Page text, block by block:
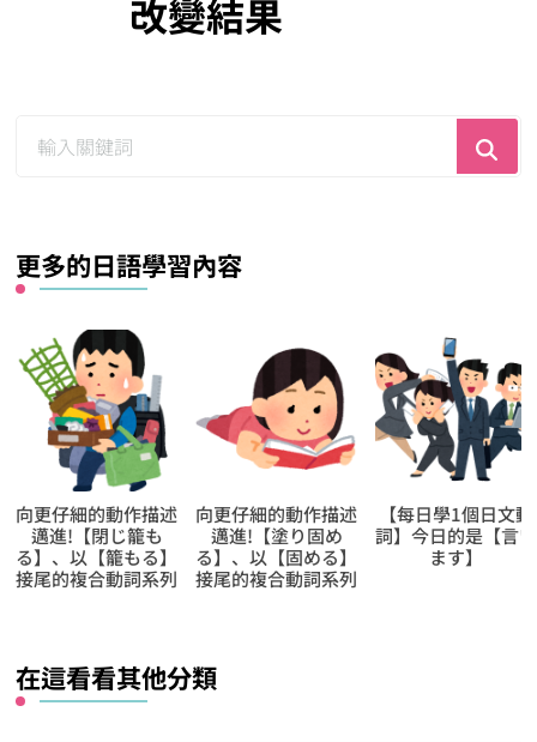
改變結果
更多的日語學習內容
向更仔細的動作描述
邁進!【塗り固め
る】、以【固める】
接尾的複合動詞系列
【每日學1個日文動
詞】今日的是【言い
ます】
【逆索引學日文第
536回】廣東話裡
【放棄】的日文怎
在這看看其他分類